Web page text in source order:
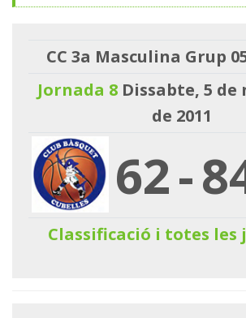
CC 3a Masculina Grup
Jornada 8Dissabte, 5 de
de 2011
62-
Classificació i totes les